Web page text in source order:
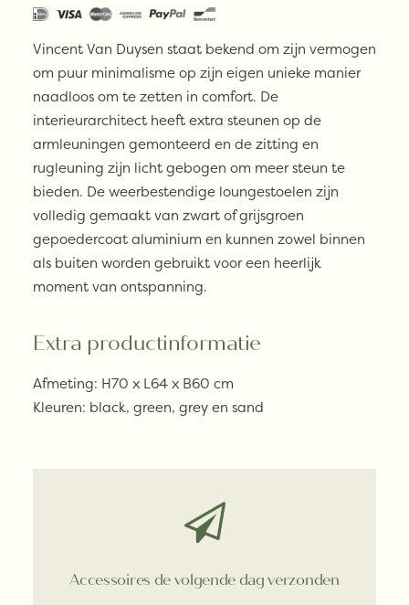
August
Vincent Van Duysen staat bekend om zijn vermogen
om puur minimalisme op zijn eigen unieke manier
naadloos om te zetten in comfort. De
interieurarchitect heeft extra steunen op de
armleuningen gemonteerd en de zitting en
rugleuning zijn licht gebogen om meer steun te
bieden. De weerbestendige loungestoelen zijn
volledig gemaakt van zwart of grijsgroen
gepoedercoat aluminium en kunnen zowel binnen
als buiten worden gebruikt voor een heerlijk
moment van ontspanning.
Extra productinformatie
Afmeting: H70 x L64 x B60 cm
Kleuren: black, green, grey en sand
Accessoires de volgende dag verzonden